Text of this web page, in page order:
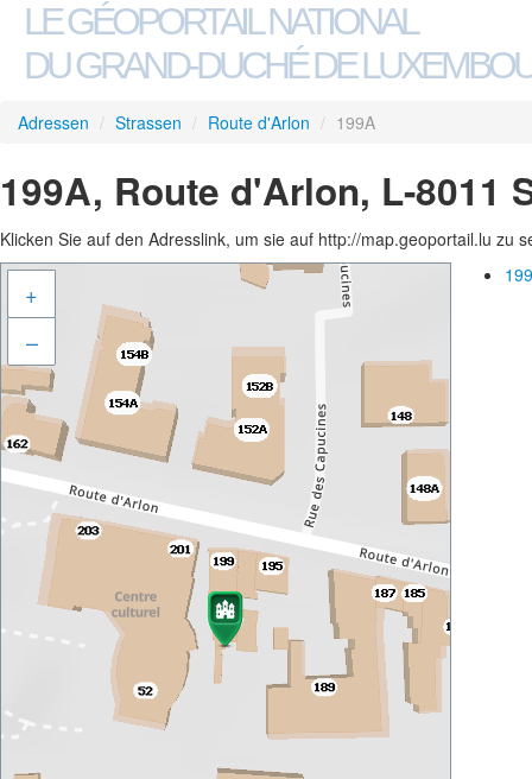
LE GÉOPORTAIL NATIONAL
DU GRAND-DUCHÉ DE
Adressen / Strassen / Route d'Arlon / 199A
199A, Route d'Arlon, L-8011
Klicken Sie auf den Adresslink, um sie auf http://map.geoportail.lu zu
+
–